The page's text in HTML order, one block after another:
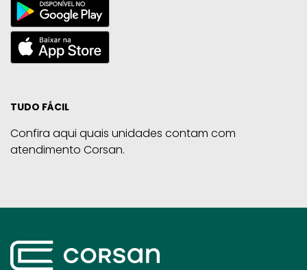
TUDO FÁCIL
Confira aqui quais unidades contam com
atendimento Corsan.